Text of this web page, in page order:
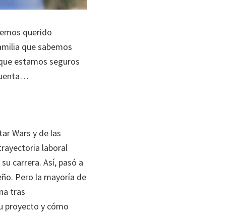
querido
que sabemos
estamos seguros
Wars y de las
laboral
carrera. Así, pasó a
Pero la mayoría de
tras
proyecto y cómo